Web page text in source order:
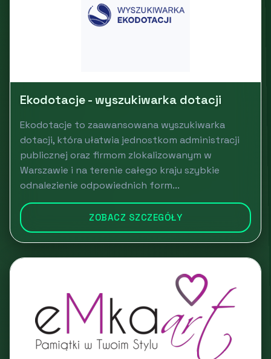
Ekodotacje - wyszukiwarka dotacji
Ekodotacje to zaawansowana wyszukiwarka
dotacji, która ułatwia jednostkom administracji
publicznej oraz firmom zlokalizowanym w
Warszawie i na terenie całego kraju szybkie
odnalezienie odpowiednich form...
ZOBACZ SZCZEGÓŁY